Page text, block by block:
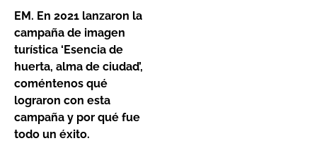
EM. En 2021 lanzaron la
campaña de imagen
turística ‘Esencia de
huerta, alma de ciudad’,
coméntenos qué
lograron con esta
campaña y por qué fue
todo un éxito.